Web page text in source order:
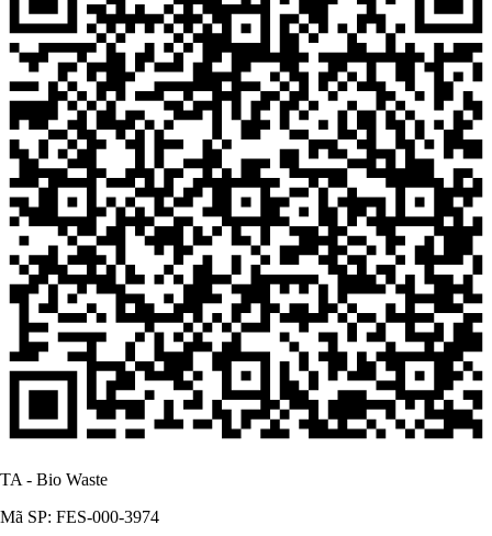
TA - Bio Waste
Mã SP: FES-000-3974